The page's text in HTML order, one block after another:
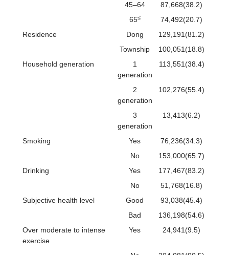
45–64
87,668(38.2)
65≤
74,492(20.7)
Residence
Dong
129,191(81.2)
Township
100,051(18.8)
Household generation
1
generation
113,551(38.4)
2
generation
102,276(55.4)
3
generation
13,413(6.2)
Smoking Yes
76,236(34.3)
No
153,000(65.7)
Drinking
Yes
177,467(83.2)
No
51,768(16.8)
Subjective health level
Good
93,038(45.4)
Bad
136,198(54.6)
Over moderate to intense
exercise
Yes 24,941(9.5)